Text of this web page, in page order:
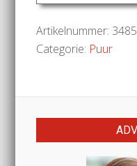
Artikelnummer: 3485
Categorie: Puur